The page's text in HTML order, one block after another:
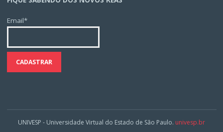
Email*
UNIVESP - Universidade Virtual do Estado de São Paulo. univesp.br